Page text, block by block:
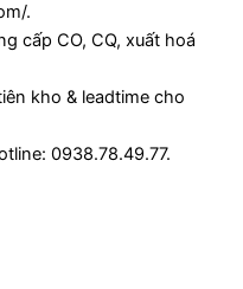
.
cấp CO, CQ, xuất hoá
kho & leadtime cho
0938.78.49.77.